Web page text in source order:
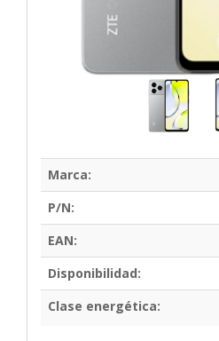
Marca:
P/N:
EAN:
Disponibilidad:
Clase energética: